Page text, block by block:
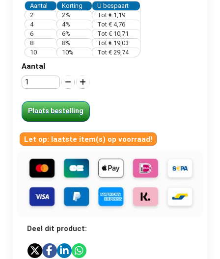
Aantal Korting
U bespaart
2
2% Tot € 1,19
4
4% Tot € 4,76
6
6% Tot € 10,71
8
8% Tot € 19,03
10
10% Tot € 29,74
Aantal
Plaats bestelling
Let op: laatste item(s) op voorraad!
Deel dit product: